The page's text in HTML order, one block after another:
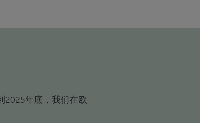
2025年底，我们在欧